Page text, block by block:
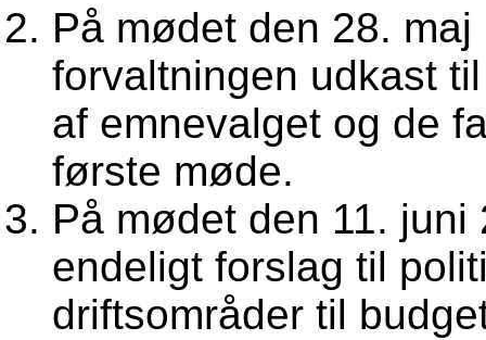
På mødet den 28.
forvaltningen udkast
af emnevalget og de
første møde.
På mødet den 11.
endeligt forslag til
driftsområder til